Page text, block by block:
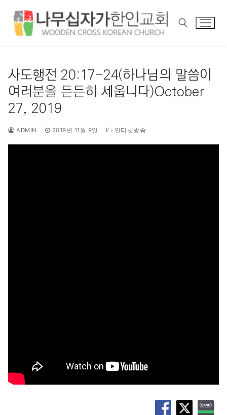
사도행전 20:17-24(하나님의 말씀이
여러분을 든든히 세웁니다)October
27, 2019
ADMIN 2019년 11월 9일 인터넷방송